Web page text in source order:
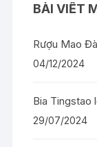
BÀI VIẾT
Rượu Mao
04/12/2024
Bia Tingstao
29/07/2024